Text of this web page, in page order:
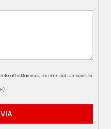
al trattamento dei miei dati personali ai